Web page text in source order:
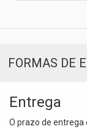
FORMAS DE
Entrega
O prazo de entrega